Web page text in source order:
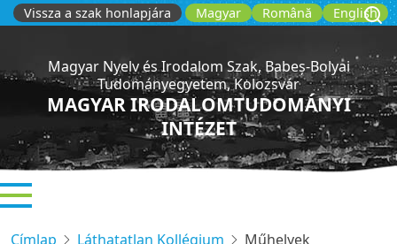
Ugrás
a
Magyar Română English
Vissza a szak honlapjára
Magyar Nyelv és Irodalom Szak, Babeș-Bolyai
Tudományegyetem, Kolozsvár
MAGYAR IRODALOMTUDOMÁNYI
INTÉZET
Címlap Láthatatlan Kollégium Műhelyek